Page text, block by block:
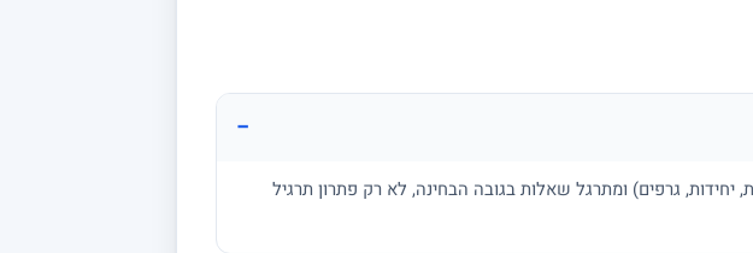
−
גרפים) ומתרגל שאלות בגובה הבחינה, לא רק פתרון תרגיל